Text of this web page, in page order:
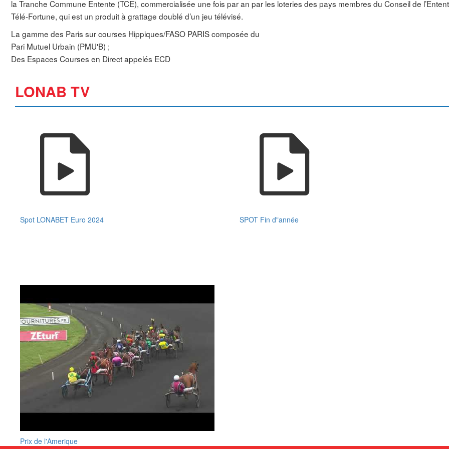
la Tranche Commune Entente (TCE), commercialisée une fois par an par les loteries des pays membres du Conseil de
Télé-Fortune, qui est un produit à grattage doublé d’un jeu télévisé.
La gamme des Paris sur courses Hippiques/FASO PARIS composée du
Pari Mutuel Urbain (PMU'B) ;
Des Espaces Courses en Direct appelés ECD
LONAB TV
Spot LONABET Euro 2024 SPOT Fin d"année
Prix de l'Amerique